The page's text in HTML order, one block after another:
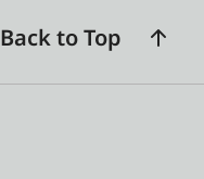
Back to Top